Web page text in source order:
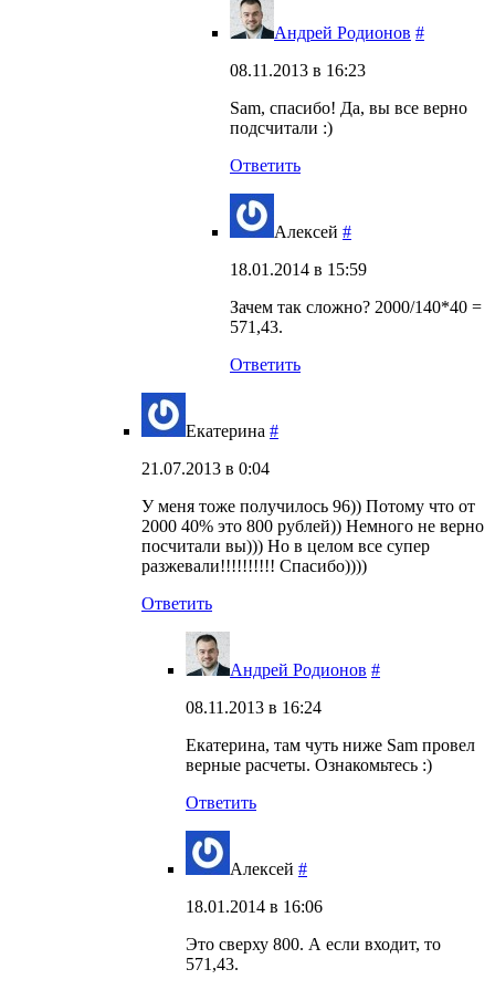
Андрей Родионов #
08.11.2013 в 16:23
Sam, спасибо! Да, вы все верно
подсчитали :)
Ответить
Алексей #
18.01.2014 в 15:59
Зачем так сложно? 2000/140*40 =
571,43.
Ответить
Екатерина #
21.07.2013 в 0:04
У меня тоже получилось 96)) Потому что от
2000 40% это 800 рублей)) Немного не верно
посчитали вы))) Но в целом все супер
разжевали!!!!!!!!!! Спасибо))))
Ответить
Андрей Родионов #
08.11.2013 в 16:24
Екатерина, там чуть ниже Sam провел
верные расчеты. Ознакомьтесь :)
Ответить
Алексей #
18.01.2014 в 16:06
Это сверху 800. А если входит, то
571,43.